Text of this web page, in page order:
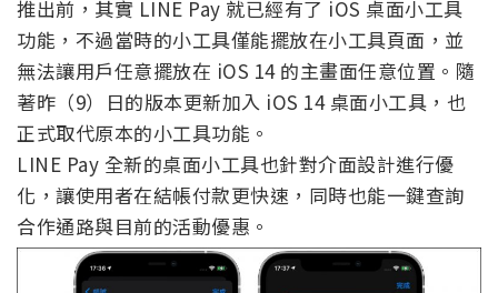
推出前，其實 LINE Pay 就已經有了 iOS 桌面小工具
功能，不過當時的小工具僅能擺放在小工具頁面，並
無法讓用戶任意擺放在 iOS 14 的主畫面任意位置。隨
著昨（9）日的版本更新加入 iOS 14 桌面小工具，也
正式取代原本的小工具功能。
LINE Pay 全新的桌面小工具也針對介面設計進行優
化，讓使用者在結帳付款更快速，同時也能一鍵查詢
合作通路與目前的活動優惠。